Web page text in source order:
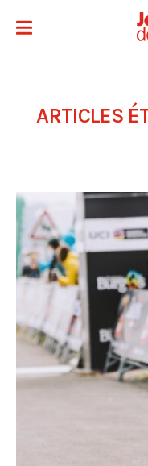
ARTICLES